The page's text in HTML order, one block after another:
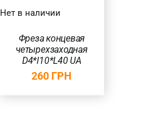
Нет в наличии
Фреза концевая
четырехзаходная
D4*l10*L40 UA
260 ГРН